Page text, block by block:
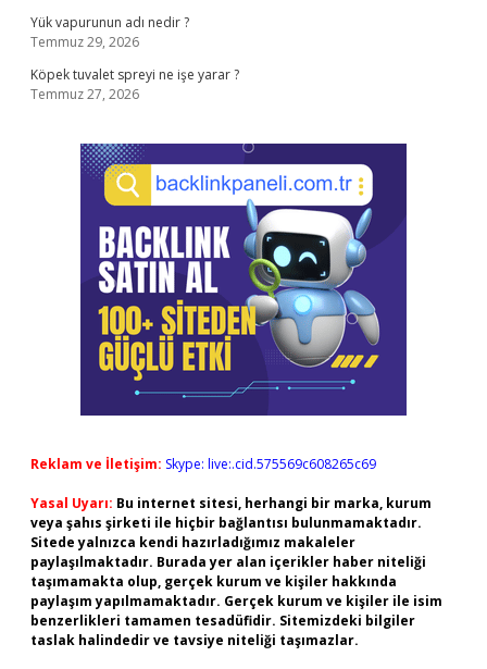
Yük vapurunun adı nedir ?
Temmuz 29, 2026
Köpek tuvalet spreyi ne işe yarar ?
Temmuz 27, 2026
Reklam ve İletişim: Skype: live:.cid.575569c608265c69
Yasal Uyarı: Bu internet sitesi, herhangi bir marka, kurum
veya şahıs şirketi ile hiçbir bağlantısı bulunmamaktadır.
Sitede yalnızca kendi hazırladığımız makaleler
paylaşılmaktadır. Burada yer alan içerikler haber niteliği
taşımamakta olup, gerçek kurum ve kişiler hakkında
paylaşım yapılmamaktadır. Gerçek kurum ve kişiler ile isim
benzerlikleri tamamen tesadüfidir. Sitemizdeki bilgiler
taslak halindedir ve tavsiye niteliği taşımazlar.